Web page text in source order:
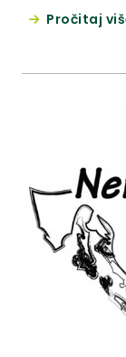
Pročitaj